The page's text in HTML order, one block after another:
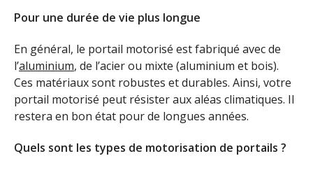
Pour une durée de vie plus longue
En général, le portail motorisé est fabriqué avec de
l’aluminium, de l’acier ou mixte (aluminium et bois).
Ces matériaux sont robustes et durables. Ainsi, votre
portail motorisé peut résister aux aléas climatiques. Il
restera en bon état pour de longues années.
Quels sont les types de motorisation de portails ?